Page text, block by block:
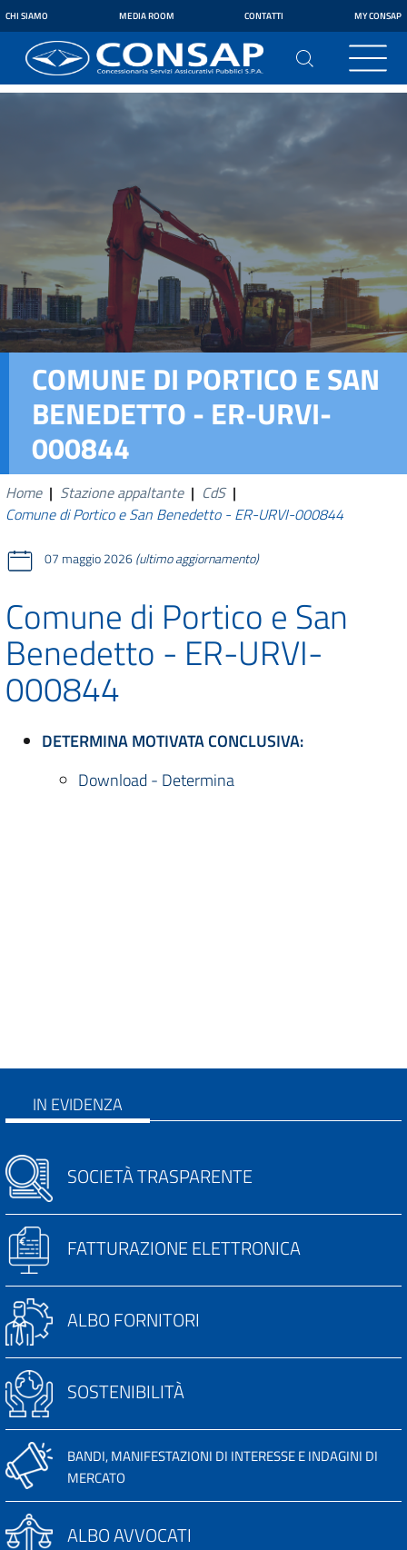
CHI SIAMO MEDIA ROOM CONTATTI MY CONSAP
COMUNE DI PORTICO E SAN
BENEDETTO - ER-URVI-
000844
Home | Stazione appaltante | CdS |
Comune di Portico e San Benedetto - ER-URVI-000844
07 maggio 2026(ultimo aggiornamento)
Comune di Portico e San
Benedetto - ER-URVI-
000844
DETERMINA MOTIVATA CONCLUSIVA:
Download - Determina
IN EVIDENZA
SOCIETÀ TRASPARENTE
FATTURAZIONE ELETTRONICA
ALBO FORNITORI
SOSTENIBILITÀ
BANDI, MANIFESTAZIONI DI INTERESSE E INDAGINI DI
MERCATO
ALBO AVVOCATI